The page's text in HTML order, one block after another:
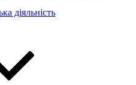
діяльність